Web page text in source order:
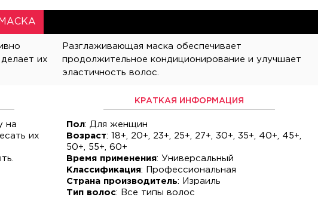
Разглаживающая маска обеспечивает
продолжительное кондиционирование и улучшает
эластичность волос.
на
их
КРАТКАЯ ИНФОРМАЦИЯ
Пол: Для женщин
Возраст: 18+, 20+, 23+, 25+, 27+, 30+, 35+, 40+, 45+,
50+, 55+, 60+
Время применения: Универсальный
Классификация: Профессиональная
Страна производитель: Израиль
Тип волос: Все типы волос